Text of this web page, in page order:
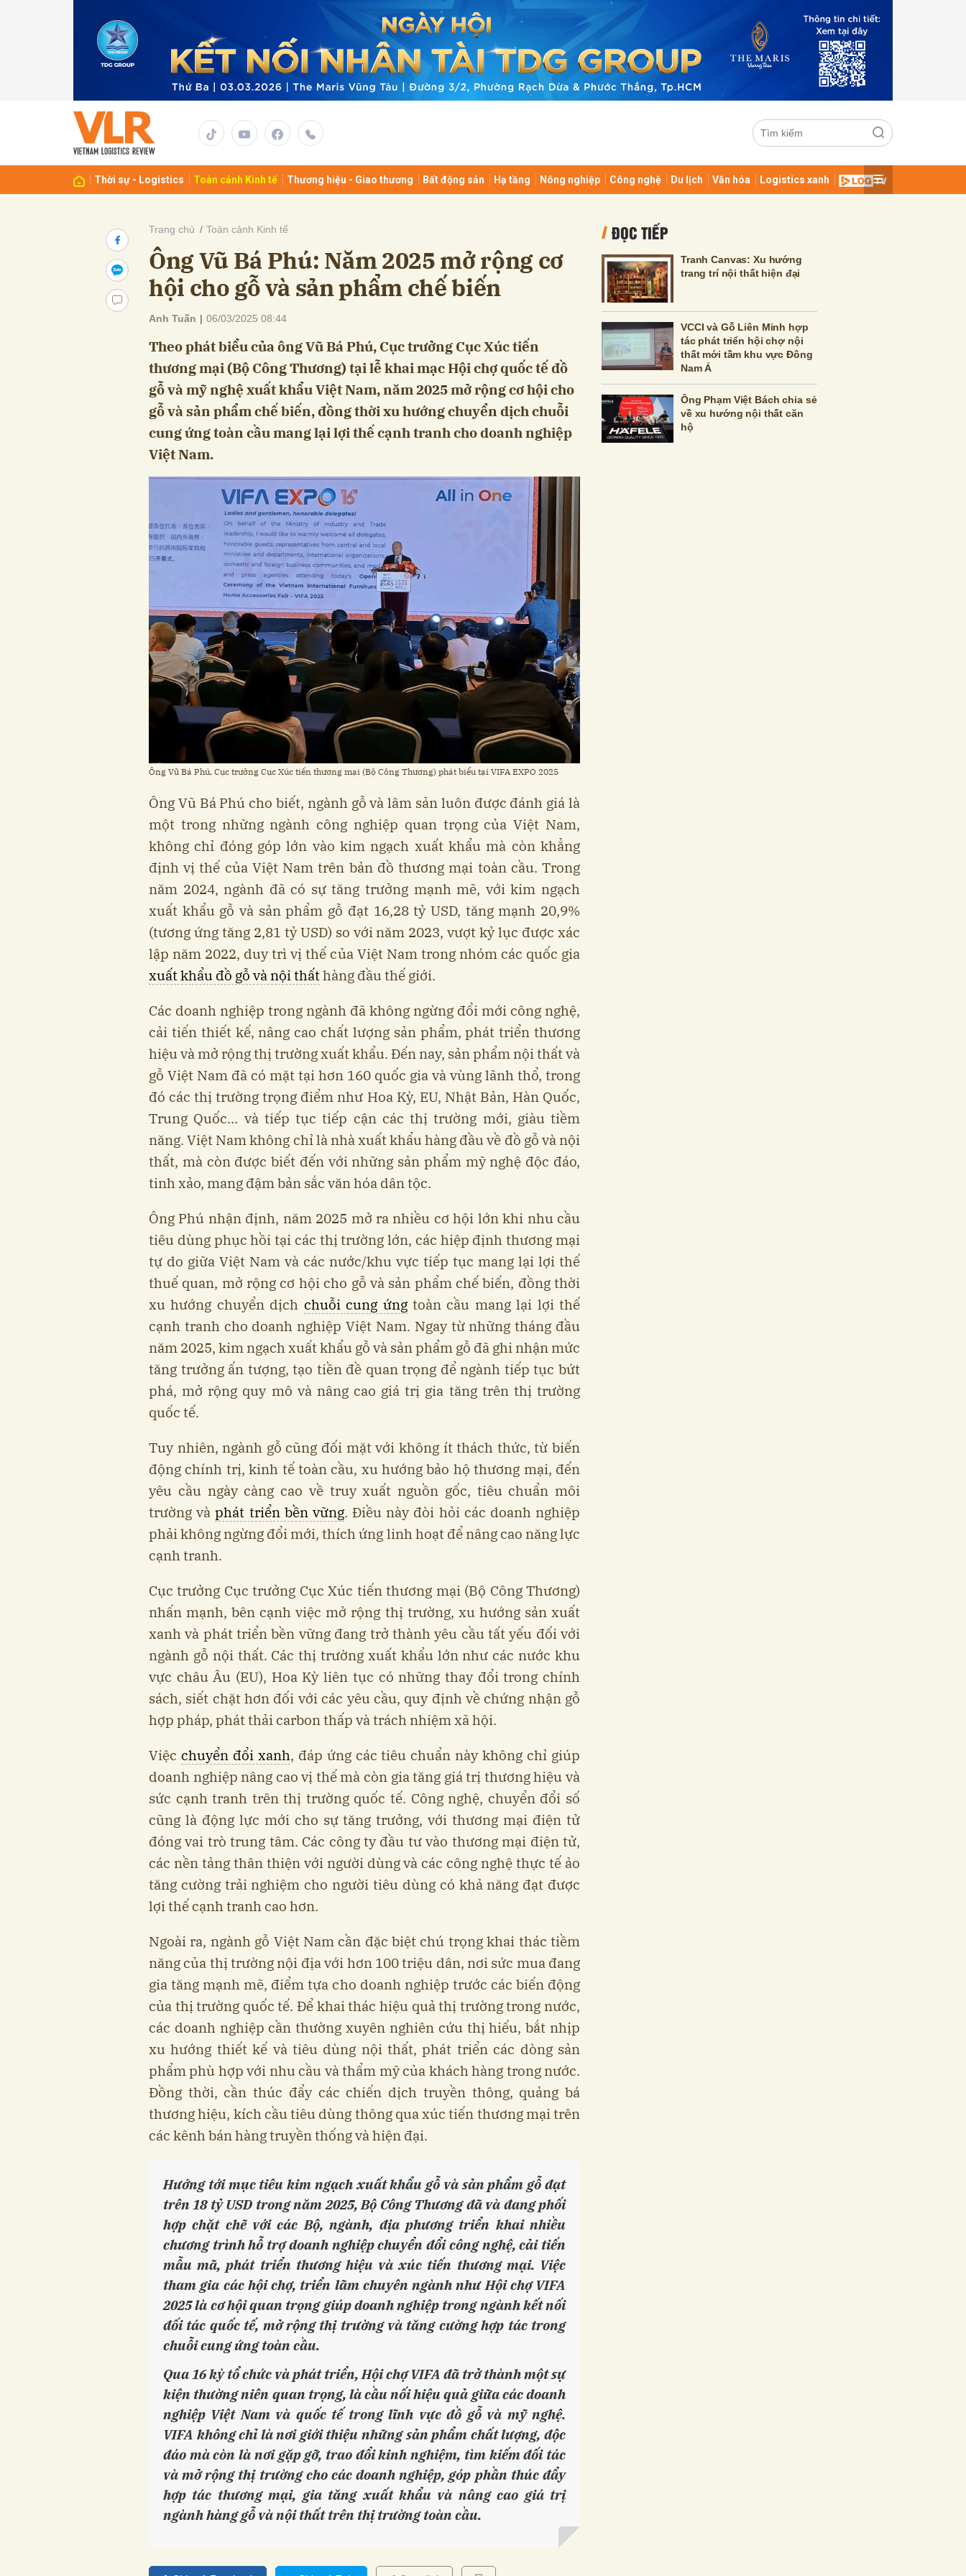
Thời sự - Logistics Toàn cảnh Kinh tế Thương hiệu - Giao thương Bất động sản Hạ tầng Nông nghiệp Công nghệ Du lịch Văn hóa Logistics xanh
Trang chủ Toàn cảnh Kinh tế
Ông Vũ Bá Phú: Năm 2025 mở rộng cơ
hội cho gỗ và sản phẩm chế biến
Anh Tuấn | 06/03/2025 08:44
Theo phát biểu của ông Vũ Bá Phú, Cục trưởng Cục Xúc tiến
thương mại (Bộ Công Thương) tại lễ khai mạc Hội chợ quốc tế đồ
gỗ và mỹ nghệ xuất khẩu Việt Nam, năm 2025 mở rộng cơ hội cho
gỗ và sản phẩm chế biến, đồng thời xu hướng chuyển dịch chuỗi
cung ứng toàn cầu mang lại lợi thế cạnh tranh cho doanh nghiệp
Việt Nam.
Ông Vũ Bá Phú, Cục trưởng Cục Xúc tiến thương mại (Bộ Công Thương) phát biểu tại VIFA EXPO 2025
Ông Vũ Bá Phú cho biết, ngành gỗ và lâm sản luôn được đánh giá là
một trong những ngành công nghiệp quan trọng của Việt Nam,
không chỉ đóng góp lớn vào kim ngạch xuất khẩu mà còn khẳng
định vị thế của Việt Nam trên bản đồ thương mại toàn cầu. Trong
năm 2024, ngành đã có sự tăng trưởng mạnh mẽ, với kim ngạch
xuất khẩu gỗ và sản phẩm gỗ đạt 16,28 tỷ USD, tăng mạnh 20,9%
(tương ứng tăng 2,81 tỷ USD) so với năm 2023, vượt kỷ lục được xác
lập năm 2022, duy trì vị thế của Việt Nam trong nhóm các quốc gia
xuất khẩu đồ gỗ và nội thấthàng đầu thế giới.
Các doanh nghiệp trong ngành đã không ngừng đổi mới công nghệ,
cải tiến thiết kế, nâng cao chất lượng sản phẩm, phát triển thương
hiệu và mở rộng thị trường xuất khẩu. Đến nay, sản phẩm nội thất và
gỗ Việt Nam đã có mặt tại hơn 160 quốc gia và vùng lãnh thổ, trong
đó các thị trường trọng điểm như Hoa Kỳ, EU, Nhật Bản, Hàn Quốc,
Trung Quốc… và tiếp tục tiếp cận các thị trường mới, giàu tiềm
năng. Việt Nam không chỉ là nhà xuất khẩu hàng đầu về đồ gỗ và nội
thất, mà còn được biết đến với những sản phẩm mỹ nghệ độc đáo,
tinh xảo, mang đậm bản sắc văn hóa dân tộc.
Ông Phú nhận định, năm 2025 mở ra nhiều cơ hội lớn khi nhu cầu
tiêu dùng phục hồi tại các thị trường lớn, các hiệp định thương mại
tự do giữa Việt Nam và các nước/khu vực tiếp tục mang lại lợi thế
thuế quan, mở rộng cơ hội cho gỗ và sản phẩm chế biến, đồng thời
xu hướng chuyển dịch chuỗi cung ứngtoàn cầu mang lại lợi thế
cạnh tranh cho doanh nghiệp Việt Nam. Ngay từ những tháng đầu
năm 2025, kim ngạch xuất khẩu gỗ và sản phẩm gỗ đã ghi nhận mức
tăng trưởng ấn tượng, tạo tiền đề quan trọng để ngành tiếp tục bứt
phá, mở rộng quy mô và nâng cao giá trị gia tăng trên thị trường
quốc tế.
Tuy nhiên, ngành gỗ cũng đối mặt với không ít thách thức, từ biến
động chính trị, kinh tế toàn cầu, xu hướng bảo hộ thương mại, đến
yêu cầu ngày càng cao về truy xuất nguồn gốc, tiêu chuẩn môi
trường vàphát triển bền vững. Điều này đòi hỏi các doanh nghiệp
phải không ngừng đổi mới, thích ứng linh hoạt để nâng cao năng lực
cạnh tranh.
Cục trưởng Cục trưởng Cục Xúc tiến thương mại (Bộ Công Thương)
nhấn mạnh, bên cạnh việc mở rộng thị trường, xu hướng sản xuất
xanh và phát triển bền vững đang trở thành yêu cầu tất yếu đối với
ngành gỗ nội thất. Các thị trường xuất khẩu lớn như các nước khu
vực châu Âu (EU), Hoa Kỳ liên tục có những thay đổi trong chính
sách, siết chặt hơn đối với các yêu cầu, quy định về chứng nhận gỗ
hợp pháp, phát thải carbon thấp và trách nhiệm xã hội.
Việc chuyển đổi xanh, đáp ứng các tiêu chuẩn này không chỉ giúp
doanh nghiệp nâng cao vị thế mà còn gia tăng giá trị thương hiệu và
sức cạnh tranh trên thị trường quốc tế. Công nghệ, chuyển đổi số
cũng là động lực mới cho sự tăng trưởng, với thương mại điện tử
đóng vai trò trung tâm. Các công ty đầu tư vào thương mại điện tử,
các nền tảng thân thiện với người dùng và các công nghệ thực tế ảo
tăng cường trải nghiệm cho người tiêu dùng có khả năng đạt được
lợi thế cạnh tranh cao hơn.
Ngoài ra, ngành gỗ Việt Nam cần đặc biệt chú trọng khai thác tiềm
năng của thị trường nội địa với hơn 100 triệu dân, nơi sức mua đang
gia tăng mạnh mẽ, điểm tựa cho doanh nghiệp trước các biến động
của thị trường quốc tế. Để khai thác hiệu quả thị trường trong nước,
các doanh nghiệp cần thường xuyên nghiên cứu thị hiếu, bắt nhịp
xu hướng thiết kế và tiêu dùng nội thất, phát triển các dòng sản
phẩm phù hợp với nhu cầu và thẩm mỹ của khách hàng trong nước.
Đồng thời, cần thúc đẩy các chiến dịch truyền thông, quảng bá
thương hiệu, kích cầu tiêu dùng thông qua xúc tiến thương mại trên
các kênh bán hàng truyền thống và hiện đại.
Hướng tới mục tiêu kim ngạch xuất khẩu gỗ và sản phẩm gỗ đạt
trên 18 tỷ USD trong năm 2025, Bộ Công Thương đã và đang phối
hợp chặt chẽ với các Bộ, ngành, địa phương triển khai nhiều
chương trình hỗ trợ doanh nghiệp chuyển đổi công nghệ, cải tiến
mẫu mã, phát triển thương hiệu và xúc tiến thương mại. Việc
tham gia các hội chợ, triển lãm chuyên ngành như Hội chợ VIFA
2025 là cơ hội quan trọng giúp doanh nghiệp trong ngành kết nối
đối tác quốc tế, mở rộng thị trường và tăng cường hợp tác trong
chuỗi cung ứng toàn cầu.
Qua 16 kỳ tổ chức và phát triển, Hội chợ VIFA đã trở thành một sự
kiện thường niên quan trọng, là cầu nối hiệu quả giữa các doanh
nghiệp Việt Nam và quốc tế trong lĩnh vực đồ gỗ và mỹ nghệ.
VIFA không chỉ là nơi giới thiệu những sản phẩm chất lượng, độc
đáo mà còn là nơi gặp gỡ, trao đổi kinh nghiệm, tìm kiếm đối tác
và mở rộng thị trường cho các doanh nghiệp, góp phần thúc đẩy
hợp tác thương mại, gia tăng xuất khẩu và nâng cao giá trị
ngành hàng gỗ và nội thất trên thị trường toàn cầu.
ĐỌC TIẾP
Tranh Canvas: Xu hướng
trang trí nội thất hiện đại
VCCI và Gỗ Liên Minh hợp
tác phát triển hội chợ nội
thất mới tầm khu vực Đông
Nam Á
Ông Phạm Việt Bách chia sẻ
về xu hướng nội thất căn
hộ
Gửi bình luận